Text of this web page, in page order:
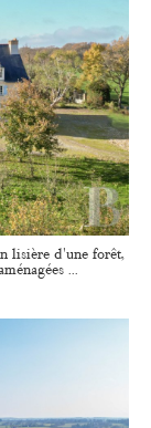
lisière d'une forêt,
...